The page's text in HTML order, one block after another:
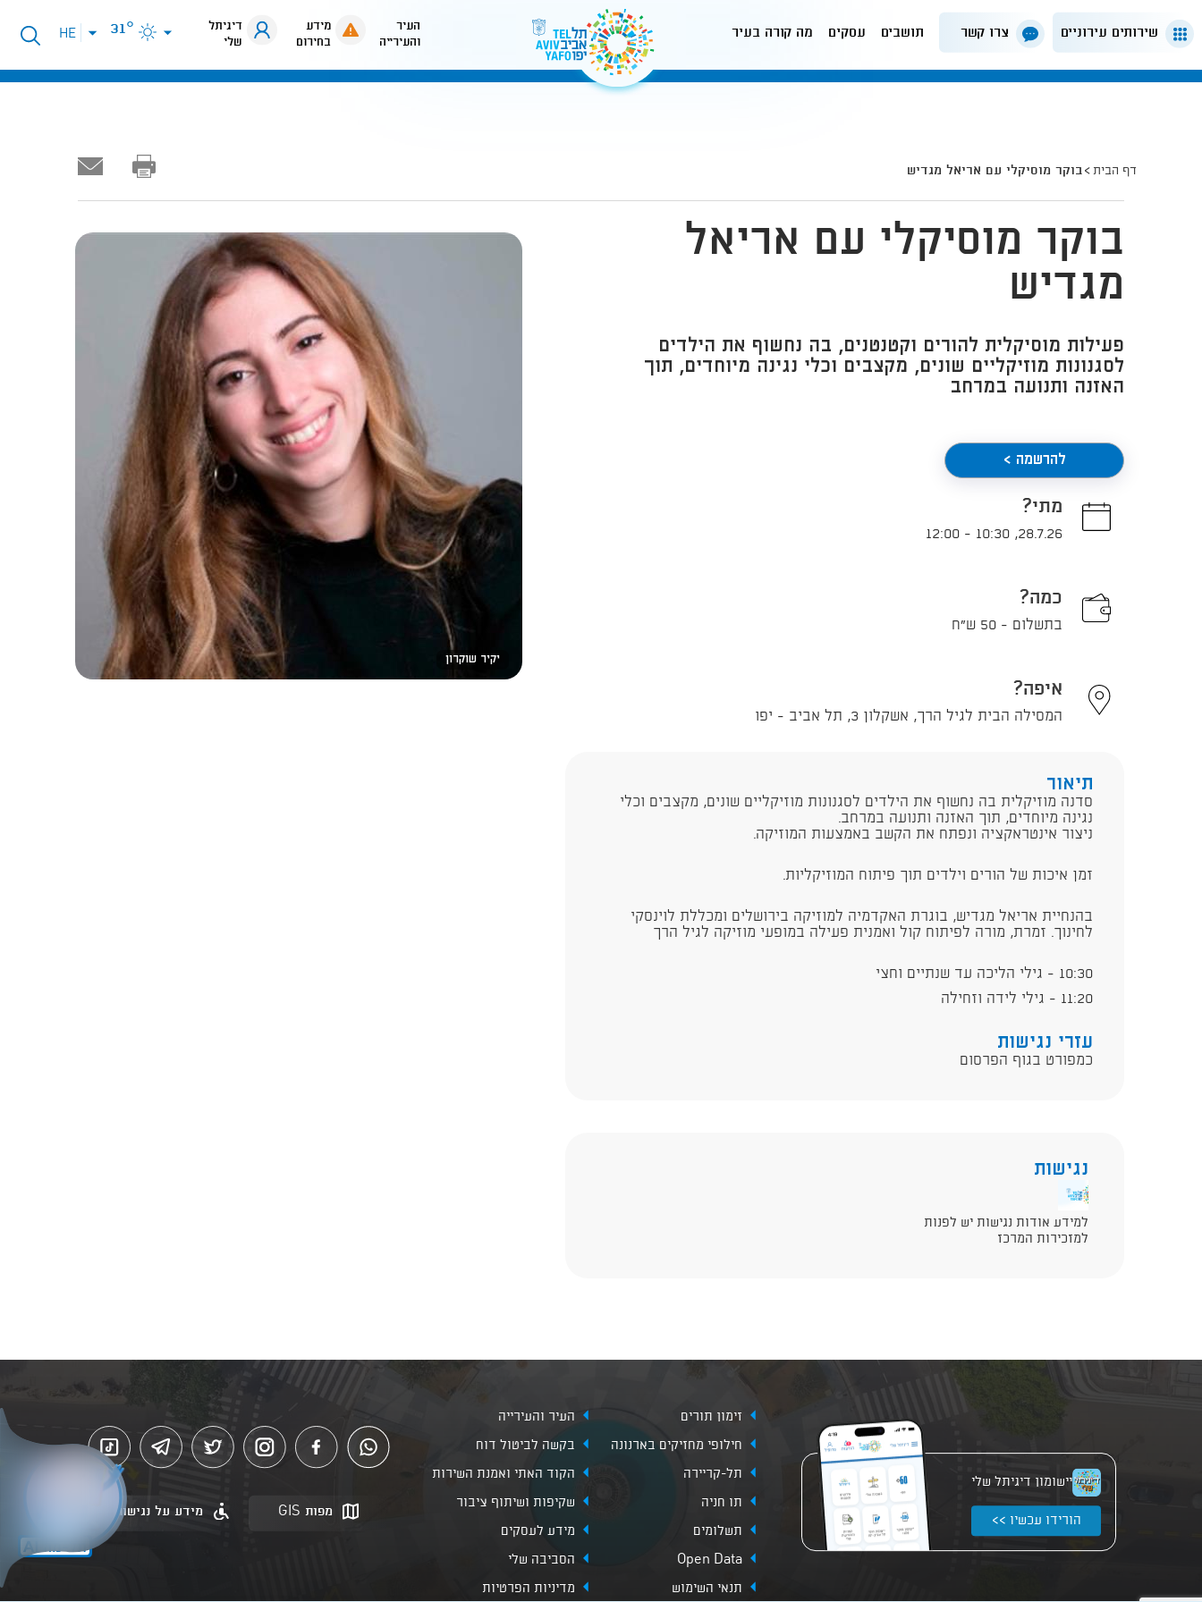
שירותים עירוניים צרו קשר תושבים עסקים מה קורה בעיר
העיר
והעירייה
מידע
בחירום
דיגיתל
שלי
31°
פתיחת
תפריט
HE
דף הבית בוקר מוסיקלי עם אריאל מגדיש
יקיר שוקרון
בוקר מוסיקלי עם אריאל
מגדיש
פעילות מוסיקלית להורים וקטנטנים, בה נחשוף את הילדים
לסגנונות מוזיקליים שונים, מקצבים וכלי נגינה מיוחדים, תוך
האזנה ותנועה במרחב
להרשמה >
מתי?
28.7.26
,
10:30
-
12:00
כמה?
בתשלום - 50 ש"ח
איפה?
המסילה הבית לגיל הרך, אשקלון 3, תל אביב - יפו
תיאור
סדנה מוזיקלית בה נחשוף את הילדים לסגנונות מוזיקליים שונים, מקצבים וכלי
נגינה מיוחדים, תוך האזנה ותנועה במרחב.
ניצור אינטראקציה ונפתח את הקשב באמצעות המוזיקה.
זמן איכות של הורים וילדים תוך פיתוח המוזיקליות.
בהנחיית אריאל מגדיש, בוגרת האקדמיה למוזיקה בירושלים ומכללת לוינסקי
לחינוך. זמרת, מורה לפיתוח קול ואמנית פעילה במופעי מוזיקה לגיל הרך
10:30 - גילי הליכה עד שנתיים וחצי
11:20 - גילי לידה וזחילה
עזרי נגישות
כמפורט בגוף הפרסום
נגישות
למידע אודות נגישות יש לפנות
למזכירות המרכז
יישומון דיגיתל שלי
הורידו עכשיו >>
זימון תורים
העיר והעירייה
חילופי מחזיקים בארנונה
בקשה לביטול דוח
תל-קריירה
הקוד האתי ואמנת השירות
תו חניה
שקיפות ושיתוף ציבור
תשלומים
מידע לעסקים
Open Data
הסביבה שלי
תנאי השימוש
מדיניות הפרטיות
מפות GIS מידע על נגישות